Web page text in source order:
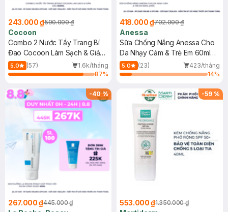
243.000 ₫590.000 ₫
Cocoon
Combo 2 Nước Tẩy Trang Bí
Đao Cocoon Làm Sạch & Giảm
Dầu 500ml
5.0 (57)
1.6k/tháng
87%
418.000 ₫702.000 ₫
Anessa
Sữa Chống Nắng Anessa Cho
Da Nhạy Cảm & Trẻ Em 60ml
(Mới)
5.0 (23)
423/tháng
14%
-40%
267.000 ₫445.000 ₫
-59 %
553.000 ₫1.350.000 ₫